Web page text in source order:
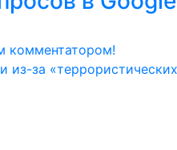
комментатором!